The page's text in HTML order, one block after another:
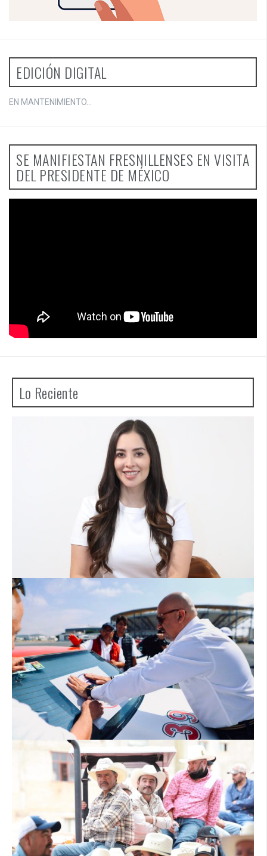
EDICIÓN DIGITAL
EN MANTENIMIENTO...
SE MANIFIESTAN FRESNILLENSES EN VISITA
DEL PRESIDENTE DE MÉXICO
Lo Reciente